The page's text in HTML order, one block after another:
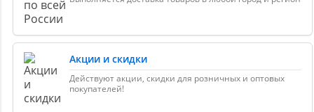
Акции и скидки
Действуют акции, скидки для розничных и оптовых
покупателей!